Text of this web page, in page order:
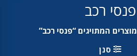
פנסי רכב
מוצרים המתויגים “פנסי רכב”
סנן